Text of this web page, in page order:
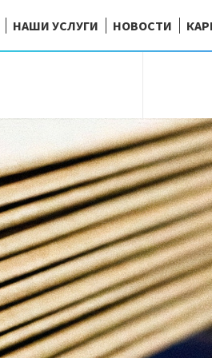
НАШИ УСЛУГИ НОВОСТИ